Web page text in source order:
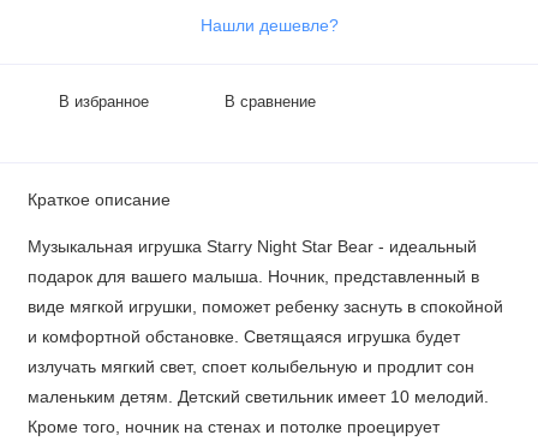
Нашли дешевле?
В избранное В сравнение
Краткое описание
Музыкальная игрушка Starry Night Star Bear - идеальный
подарок для вашего малыша. Ночник, представленный в
виде мягкой игрушки, поможет ребенку заснуть в спокойной
и комфортной обстановке. Светящаяся игрушка будет
излучать мягкий свет, споет колыбельную и продлит сон
маленьким детям. Детский светильник имеет 10 мелодий.
Кроме того, ночник на стенах и потолке проецирует